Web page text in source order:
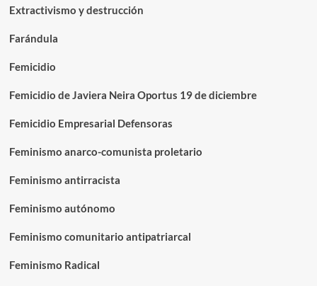
Extractivismo y destrucción
Farándula
Femicidio
Femicidio de Javiera Neira Oportus 19 de diciembre
Femicidio Empresarial Defensoras
Feminismo anarco-comunista proletario
Feminismo antirracista
Feminismo autónomo
Feminismo comunitario antipatriarcal
Feminismo Radical